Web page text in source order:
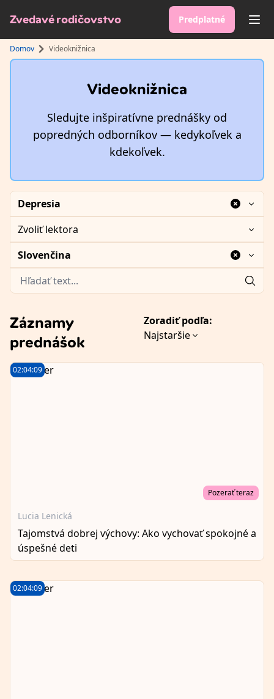
Zvedavé rodičovstvo Predplatné
Domov Videoknižnica
Videoknižnica
Sledujte inšpiratívne prednášky od
popredných odborníkov — kedykoľvek a
kdekoľvek.
Depresia
Zvoliť lektora
Slovenčina
Záznamy
prednášok
Zoradiť podľa:
Najstaršie
02:04:09
Pozerať teraz
Lucia Lenická
Tajomstvá dobrej výchovy: Ako vychovať spokojné a
úspešné deti
02:04:09